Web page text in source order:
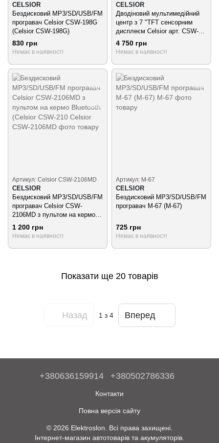
CELSIOR
Бездисковий MP3/SD/USB/FM
програвач Celsior CSW-198G
(Celsior CSW-198G)
830 грн
Немає в наявності
CELSIOR
Дводіновий мультимедійний
центр з 7 "TFT сенсорним
дисплеєм Celsior арт. CSW-
200A Android GPS (Celsi
4 750 грн
Немає в наявності
Артикул: Celsior CSW-2106MD
CELSIOR
Бездисковий MP3/SD/USB/FM
програвач Celsior CSW-
2106MD з пультом на кермо
Bluetooth (Celsior CSW-210
1 200 грн
Немає в наявності
Артикул: M-67
CELSIOR
Бездисковий MP3/SD/USB/FM
програвач M-67 (M-67)
725 грн
Немає в наявності
Показати ще 20 товарів
Назад 1 з 4 Вперед
+380636159914 +380502786336
Контакти
Повна версія сайту
© 2026 Elektroslon. Всі права захищені.
Інтернет-магазин автотоварів та акумуляторів.